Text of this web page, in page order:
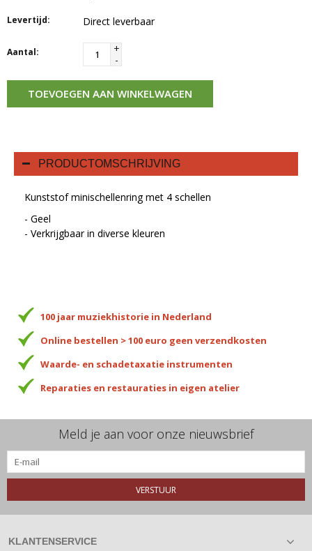
Levertijd: Direct leverbaar
Aantal:
+
-
TOEVOEGEN AAN WINKELWAGEN
PRODUCTOMSCHRIJVING
Kunststof minischellenring met 4 schellen
- Geel
- Verkrijgbaar in diverse kleuren
100 jaar muziekhistorie in Nederland
Online bestellen > 100 euro geen verzendkosten
Waarde- en schadetaxatie instrumenten
Reparaties en restauraties in eigen atelier
Meld je aan voor onze nieuwsbrief
VERSTUUR
KLANTENSERVICE